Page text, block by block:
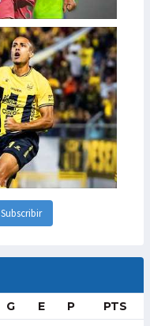
Subscribir
G E P PTS